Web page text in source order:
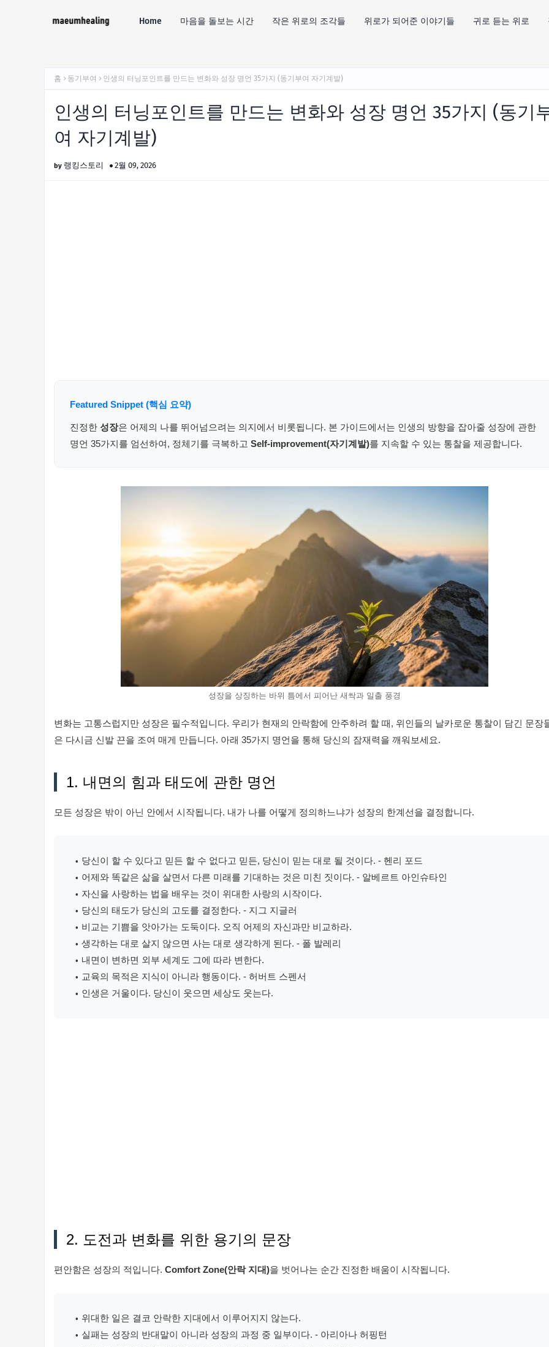
Home 마음을 돌보는 시간 작은 위로의 조각들 위로가 되어준 이야기들 귀로 듣는 위로
홈 동기부여 인생의 터닝포인트를 만드는 변화와 성장 명언 35가지 (동기부여 자기계발)
인생의 터닝포인트를 만드는 변화와 성장 명언 35가지 (동기
여 자기계발)
랭킹스토리 2월 09, 2026
Featured Snippet (핵심 요약)
진정한 성장은 어제의 나를 뛰어넘으려는 의지에서 비롯됩니다. 본 가이드에서는 인생의 방향을 잡아줄 성장에 관한
명언 35가지를 엄선하여, 정체기를 극복하고 Self-improvement(자기계발)를 지속할 수 있는 통찰을 제공합니다.
성장을 상징하는 바위 틈에서 피어난 새싹과 일출 풍경
변화는 고통스럽지만 성장은 필수적입니다. 우리가 현재의 안락함에 안주하려 할 때, 위인들의 날카로운 통찰이 담긴 문장
은 다시금 신발 끈을 조여 매게 만듭니다. 아래 35가지 명언을 통해 당신의 잠재력을 깨워보세요.
1. 내면의 힘과 태도에 관한 명언
모든 성장은 밖이 아닌 안에서 시작됩니다. 내가 나를 어떻게 정의하느냐가 성장의 한계선을 결정합니다.
당신이 할 수 있다고 믿든 할 수 없다고 믿든, 당신이 믿는 대로 될 것이다. - 헨리 포드
어제와 똑같은 삶을 살면서 다른 미래를 기대하는 것은 미친 짓이다. - 알베르트 아인슈타인
자신을 사랑하는 법을 배우는 것이 위대한 사랑의 시작이다.
당신의 태도가 당신의 고도를 결정한다. - 지그 지글러
비교는 기쁨을 앗아가는 도둑이다. 오직 어제의 자신과만 비교하라.
생각하는 대로 살지 않으면 사는 대로 생각하게 된다. - 폴 발레리
내면이 변하면 외부 세계도 그에 따라 변한다.
교육의 목적은 지식이 아니라 행동이다. - 허버트 스펜서
인생은 거울이다. 당신이 웃으면 세상도 웃는다.
2. 도전과 변화를 위한 용기의 문장
편안함은 성장의 적입니다. Comfort Zone(안락 지대)을 벗어나는 순간 진정한 배움이 시작됩니다.
위대한 일은 결코 안락한 지대에서 이루어지지 않는다.
실패는 성장의 반대말이 아니라 성장의 과정 중 일부이다. - 아리아나 허핑턴